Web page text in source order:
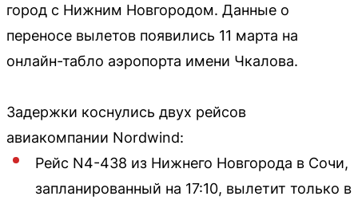
город с Нижним Новгородом. Данные о
переносе вылетов появились 11 марта на
онлайн-табло аэропорта имени Чкалова.
Задержки коснулись двух рейсов
авиакомпании Nordwind:
Рейс N4-438 из Нижнего Новгорода в Сочи,
запланированный на 17:10, вылетит только в